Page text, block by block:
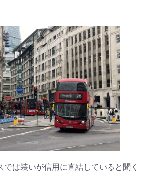
では装いが信用に直結していると聞く